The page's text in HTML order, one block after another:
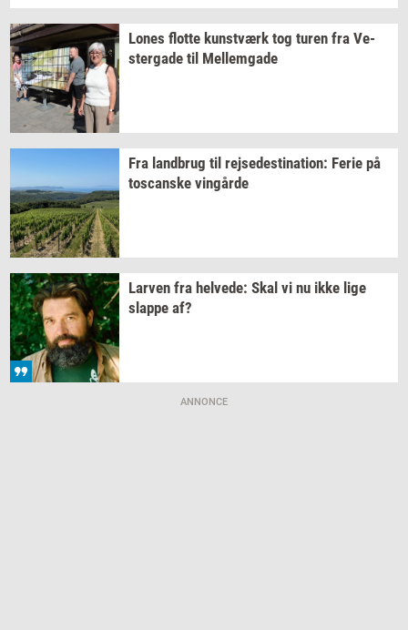
Lones flot­te kunst­værk tog turen fra Ve­
ster­ga­de til Mel­lem­ga­de
Fra land­brug til rej­se­desti­na­tion: Ferie på
toscan­ske vin­går­de
Lar­ven fra hel­ve­de: Skal vi nu ikke lige
slap­pe af?
ANNONCE